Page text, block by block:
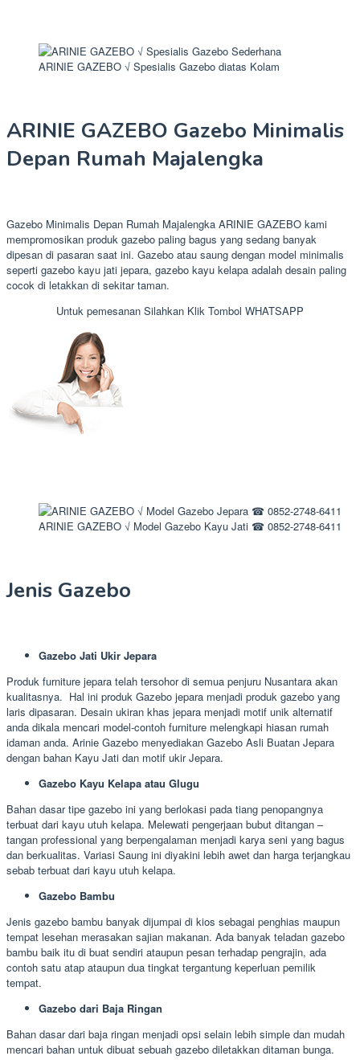
ARINIE GAZEBO √ Spesialis Gazebo diatas Kolam
ARINIE GAZEBO Gazebo Minimalis
Depan Rumah Majalengka
Gazebo Minimalis Depan Rumah Majalengka ARINIE GAZEBO kami
mempromosikan produk gazebo paling bagus yang sedang banyak
dipesan di pasaran saat ini. Gazebo atau saung dengan model minimalis
seperti gazebo kayu jati jepara, gazebo kayu kelapa adalah desain paling
cocok di letakkan di sekitar taman.
Untuk pemesanan Silahkan Klik Tombol WHATSAPP
ARINIE GAZEBO √ Model Gazebo Kayu Jati ☎ 0852-2748-6411
Jenis Gazebo
Gazebo Jati Ukir Jepara
Produk furniture jepara telah tersohor di semua penjuru Nusantara akan
kualitasnya. Hal ini produk Gazebo jepara menjadi produk gazebo yang
laris dipasaran. Desain ukiran khas jepara menjadi motif unik alternatif
anda dikala mencari model-contoh furniture melengkapi hiasan rumah
idaman anda. Arinie Gazebo menyediakan Gazebo Asli Buatan Jepara
dengan bahan Kayu Jati dan motif ukir Jepara.
Gazebo Kayu Kelapa atau Glugu
Bahan dasar tipe gazebo ini yang berlokasi pada tiang penopangnya
terbuat dari kayu utuh kelapa. Melewati pengerjaan bubut ditangan –
tangan professional yang berpengalaman menjadi karya seni yang bagus
dan berkualitas. Variasi Saung ini diyakini lebih awet dan harga terjangkau
sebab terbuat dari kayu utuh kelapa.
Gazebo Bambu
Jenis gazebo bambu banyak dijumpai di kios sebagai penghias maupun
tempat lesehan merasakan sajian makanan. Ada banyak teladan gazebo
bambu baik itu di buat sendiri ataupun pesan terhadap pengrajin, ada
contoh satu atap ataupun dua tingkat tergantung keperluan pemilik
tempat.
Gazebo dari Baja Ringan
Bahan dasar dari baja ringan menjadi opsi selain lebih simple dan mudah
mencari bahan untuk dibuat sebuah gazebo diletakkan ditaman bunga.